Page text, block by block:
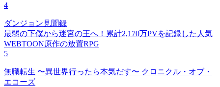
4
ダンジョン見聞録
最弱の下僕から迷宮の王へ！累計2,170万PVを記録した人気
WEBTOON原作の放置RPG
5
無職転生 〜異世界行ったら本気だす〜 クロニクル・オブ・
エコーズ